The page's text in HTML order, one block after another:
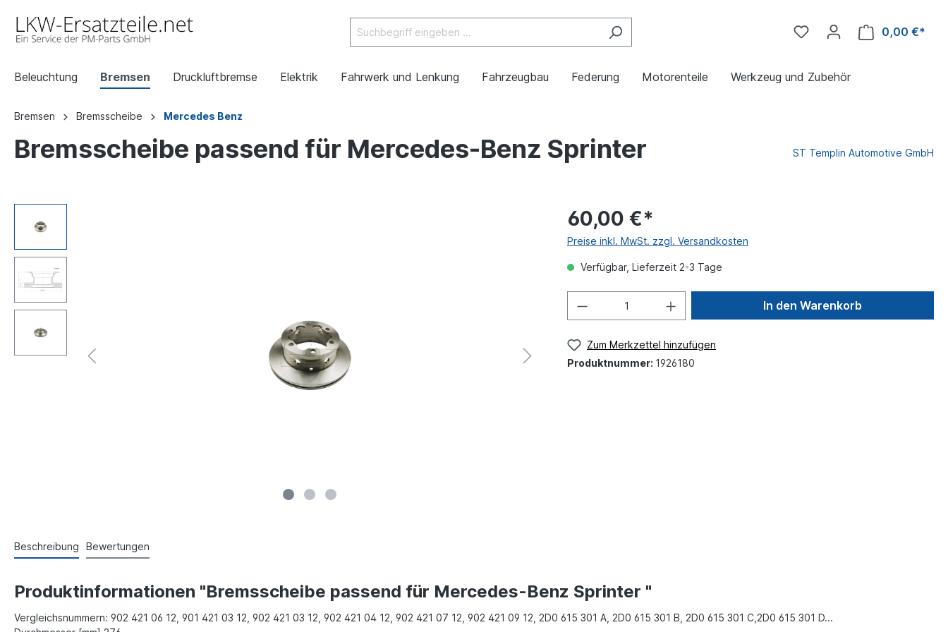
0,00 €*
Beleuchtung Bremsen Druckluftbremse Elektrik Fahrwerk und Lenkung Fahrzeugbau Federung Motorenteile Werkzeug und Zubehör
Bremsen Bremsscheibe Mercedes Benz
Bremsscheibe passend für Mercedes-Benz Sprinter ST Templin Automotive GmbH
60,00 €*
Preise inkl. MwSt. zzgl. Versandkosten
Verfügbar, Lieferzeit 2-3 Tage
In den Warenkorb
Zum Merkzettel hinzufügen
Produktnummer: 1926180
Beschreibung Bewertungen
Produktinformationen "Bremsscheibe passend für Mercedes-Benz Sprinter "
Vergleichsnummern: 902 421 06 12, 901 421 03 12, 902 421 03 12, 902 421 04 12, 902 421 07 12, 902 421 09 12, 2D0 615 301 A, 2D0 615 301 B, 2D0 615 301 C,2D0 615 301 D...